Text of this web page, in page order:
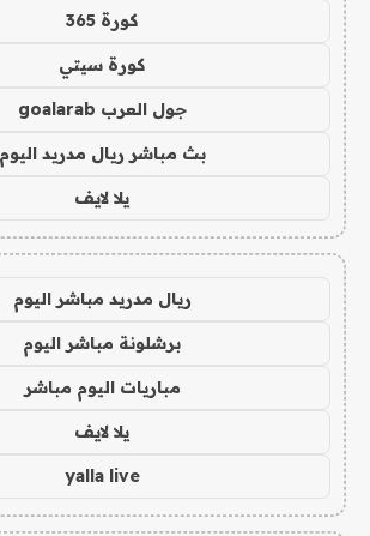
كورة 365
كورة سيتي
جول العرب goalarab
بث مباشر ريال مدريد اليوم
يلا لايف
ريال مدريد مباشر اليوم
برشلونة مباشر اليوم
مباريات اليوم مباشر
يلا لايف
yalla live